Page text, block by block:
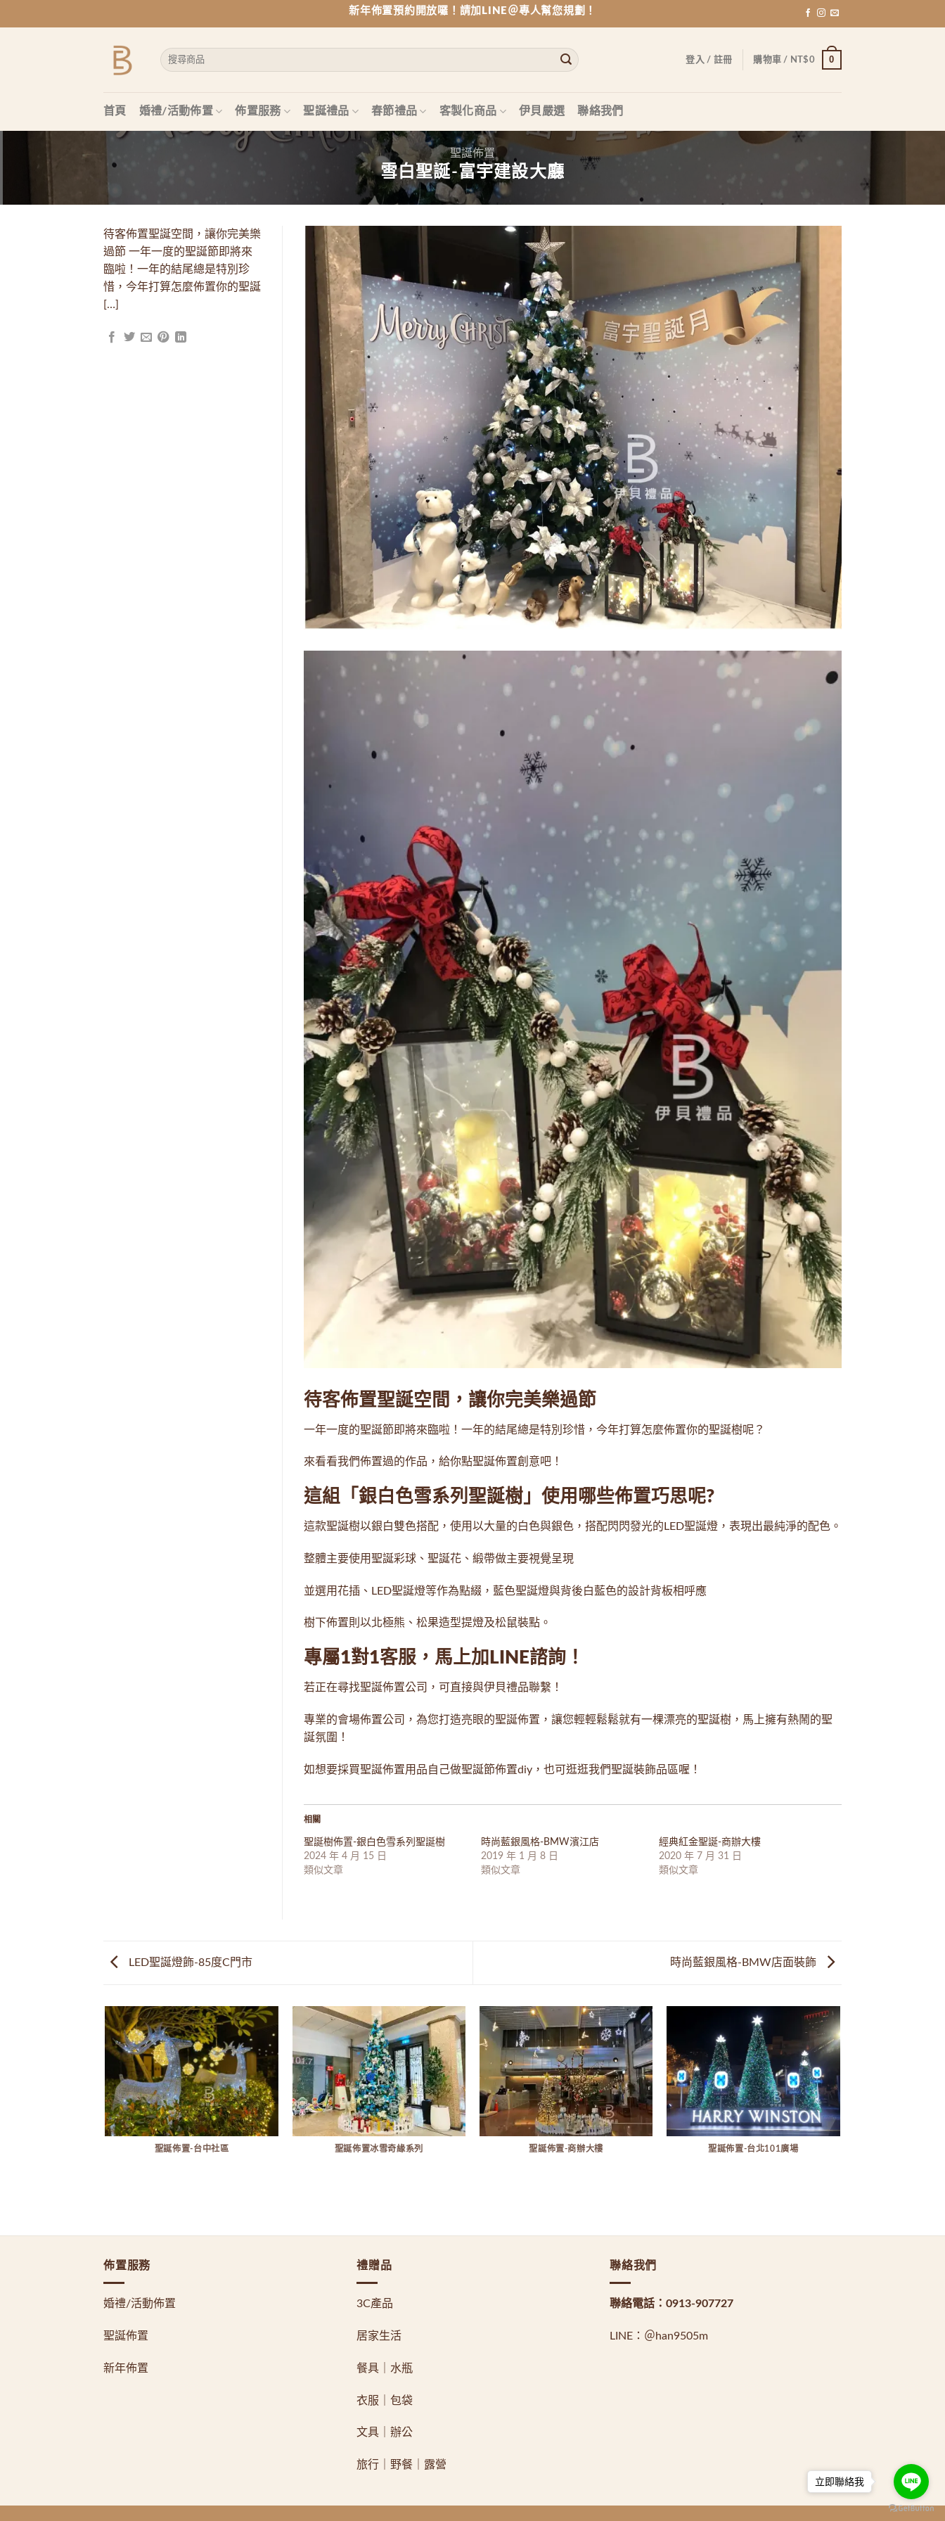
to
新年佈置預約開放囉！請加LINE＠專人幫您規劃！
搜
尋
字:
登入 / 註冊 購物車 / NT$0 0
首頁 婚禮/活動佈置 佈置服務 聖誕禮品 春節禮品 客製化商品 伊貝嚴選 聯絡我們
聖誕佈置
雪白聖誕-富宇建設大廳
待客佈置聖誕空間，讓你完美樂
過節 一年一度的聖誕節即將來
臨啦！一年的結尾總是特別珍
惜，今年打算怎麼佈置你的聖誕
[…]
待客佈置聖誕空間，讓你完美樂過節
一年一度的聖誕節即將來臨啦！一年的結尾總是特別珍惜，今年打算怎麼佈置你的聖誕樹呢？
來看看我們佈置過的作品，給你點聖誕佈置創意吧！
這組「 銀白色雪系列聖誕樹 」使用哪些佈置巧思呢?
這款聖誕樹以銀白雙色搭配，使用以大量的白色與銀色，搭配閃閃發光的LED聖誕燈，表現出最純淨的配色。
整體主要使用聖誕彩球 、 聖誕花 、 緞帶做主要視覺呈現
並選用花插 、 LED聖誕燈等作為點綴，藍色聖誕燈與背後白藍色的設計背板相呼應
樹下佈置則以北極熊 、 松果造型提燈及松鼠裝點。
專屬1對1客服，馬上加LINE諮詢！
若正在尋找聖誕佈置公司，可直接與伊貝禮品聯繫！
專業的會場佈置公司，為您打造亮眼的聖誕佈置，讓您輕輕鬆鬆就有一棵漂亮的聖誕樹，馬上擁有熱鬧的聖
誕氛圍！
如想要採買聖誕佈置用品自己做聖誕節佈置diy，也可逛逛我們聖誕裝飾品區 喔！
相關
聖誕樹佈置-銀白色雪系列聖誕樹
2024 年 4 月 15 日
類似文章
時尚藍銀風格-BMW濱江店
2019 年 1 月 8 日
類似文章
經典紅金聖誕-商辦大樓
2020 年 7 月 31 日
類似文章
LED聖誕燈飾-85度C門市 時尚藍銀風格-BMW店面裝飾
聖誕佈置-台中社區 聖誕佈置冰雪奇緣系列 聖誕佈置-商辦大樓 聖誕佈置-台北101廣場
佈置服務
婚禮/活動佈置
聖誕佈置
新年佈置
禮贈品
3C產品
居家生活
餐具｜水瓶
衣服｜包袋
文具｜辦公
旅行｜野餐｜露營
聯絡我們
聯絡電話： 0913-907727
LINE： ＠han9505m
立即聯絡我